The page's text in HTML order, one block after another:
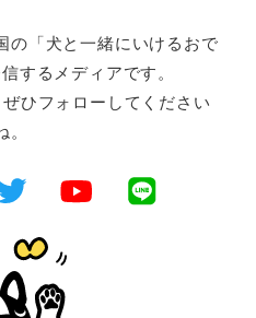
の「犬と一緒にいけるおで
するメディアです。
ひフォローしてください
。